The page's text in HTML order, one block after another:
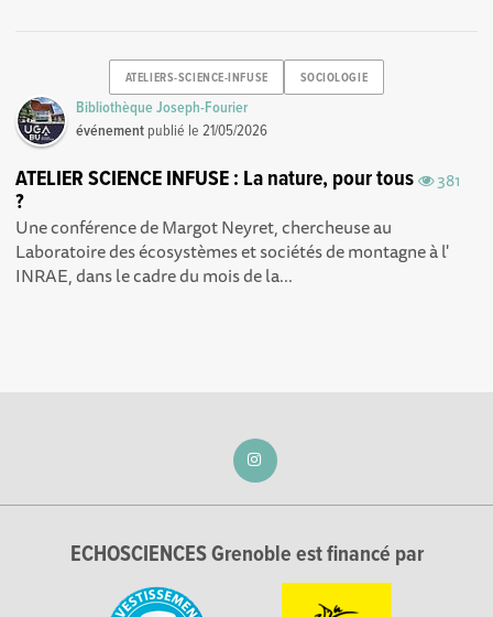
ATELIERS-SCIENCE-INFUSE SOCIOLOGIE
Bibliothèque Joseph-Fourier
événement publié le21/05/2026
381
ATELIER SCIENCE INFUSE : La nature, pour tous
?
Une conférence de Margot Neyret, chercheuse au
Laboratoire des écosystèmes et sociétés de montagne à l'
INRAE, dans le cadre du mois de la...
ECHOSCIENCES Grenoble est financé par